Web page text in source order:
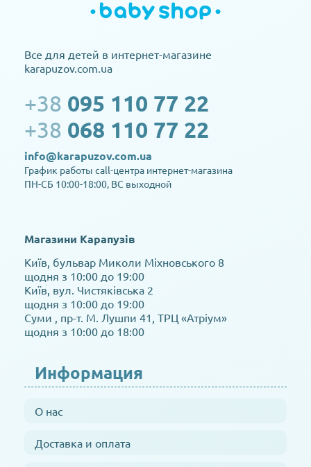
Все для детей в интернет-магазине
karapuzov.com.ua
+38 095 110 77 22
+38 068 110 77 22
info@karapuzov.com.ua
График работы call-центра интернет-магазина
ПН-СБ 10:00-18:00, ВС выходной
Магазини Карапузів
Київ, бульвар Миколи Міхновського 8
щодня з 10:00 до 19:00
Київ, вул. Чистяківська 2
щодня з 10:00 до 19:00
Суми , пр-т. М. Лушпи 41, ТРЦ «Атріум»
щодня з 10:00 до 18:00
Информация
О нас
Доставка и оплата